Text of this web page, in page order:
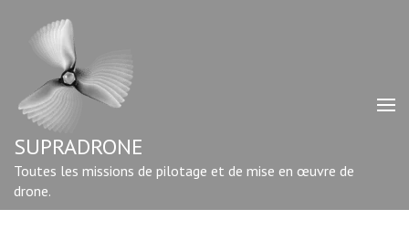
contenu
Entrée)
SUPRADRONE
Toutes les missions de pilotage et de mise en œuvre de
drone.